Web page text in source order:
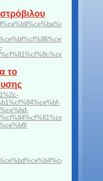
το